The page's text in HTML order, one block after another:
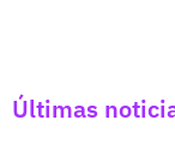
Últimas